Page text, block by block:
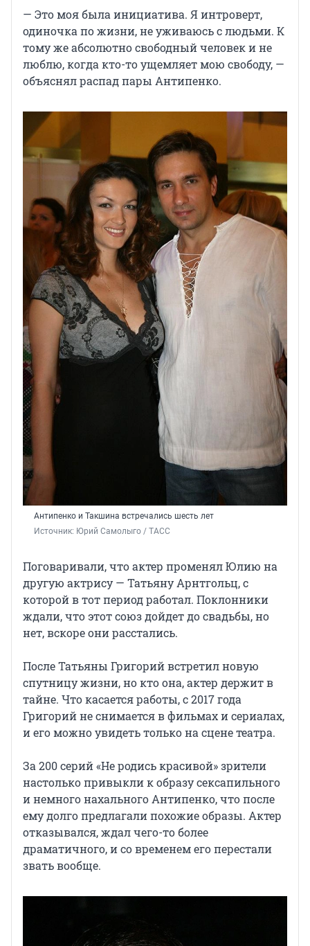
— Это моя была инициатива. Я интроверт,
одиночка по жизни, не уживаюсь с людьми. К
тому же абсолютно свободный человек и не
люблю, когда кто-то ущемляет мою свободу, —
объяснял распад пары Антипенко.
Антипенко и Такшина встречались шесть лет
Источник: Юрий Самолыго / ТАСС
Поговаривали, что актер променял Юлию на
другую актрису — Татьяну Арнтгольц, с
которой в тот период работал. Поклонники
ждали, что этот союз дойдет до свадьбы, но
нет, вскоре они расстались.
После Татьяны Григорий встретил новую
спутницу жизни, но кто она, актер держит в
тайне. Что касается работы, с 2017 года
Григорий не снимается в фильмах и сериалах,
и его можно увидеть только на сцене театра.
За 200 серий «Не родись красивой» зрители
настолько привыкли к образу сексапильного
и немного нахального Антипенко, что после
ему долго предлагали похожие образы. Актер
отказывался, ждал чего-то более
драматичного, и со временем его перестали
звать вообще.